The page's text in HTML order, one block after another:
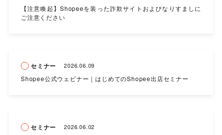
【注意喚起】Shopeeを装った詐欺サイトおよびなりすましに
ご注意ください
セミナー 2026.06.09
Shopee公式ウェビナー｜はじめてのShopee出店セミナー
セミナー 2026.06.02